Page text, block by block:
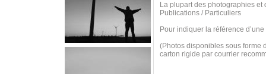
La plupart des photographies
Publications / Particuliers
Pour indiquer la référence
(Photos disponibles sous forme
carton rigide par courrier